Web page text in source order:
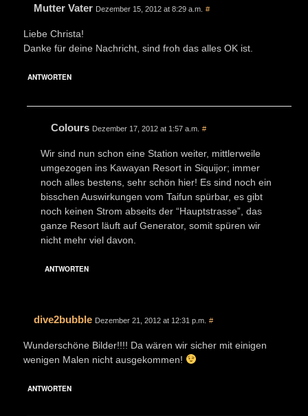
Mutter Vater Dezember 15, 2012 at 8:29 a.m. #
Liebe Christa!
Danke für deine Nachricht, sind froh das alles OK ist.
ANTWORTEN
Colours Dezember 17, 2012 at 1:57 a.m. #
Wir sind nun schon eine Station weiter, mittlerweile
umgezogen ins Kawayan Resort in Siquijor; immer
noch alles bestens, sehr schön hier! Es sind noch ein
bisschen Auswirkungen vom Taifun spürbar, es gibt
noch keinen Strom abseits der “Hauptstrasse”, das
ganze Resort läuft auf Generator, somit spüren wir
nicht mehr viel davon.
ANTWORTEN
dive2bubble Dezember 21, 2012 at 12:31 p.m. #
Wunderschöne Bilder!!!! Da wären wir sicher mit einigen
wenigen Malen nicht ausgekommen!
ANTWORTEN